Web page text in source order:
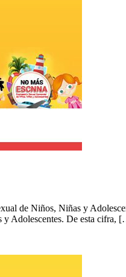
de Niños, Niñas y
y Adolescentes. De esta cifra,